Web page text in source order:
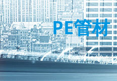
PE管材